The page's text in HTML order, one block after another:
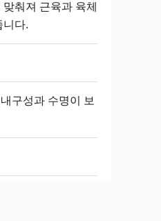
춰져 근육과 육체
니다.
구성과 수명이 보